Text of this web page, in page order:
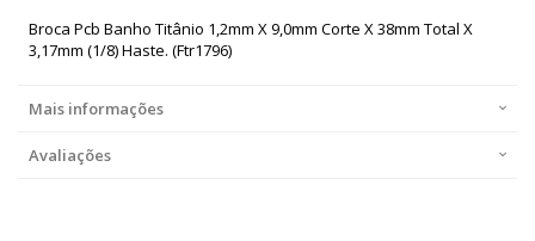
Broca Pcb Banho Titânio 1,2mm X 9,0mm Corte X 38mm Total X
3,17mm (1/8) Haste. (Ftr1796)
Mais informações
Avaliações